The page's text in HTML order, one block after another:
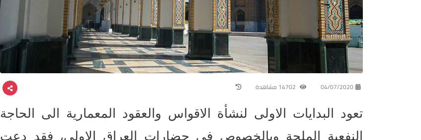
04/07/2020
تعود البدايات الاولى لنشأة الاقواس والعقود المعمارية الى الحاجة
النفعية الملحة وبالخصوص في حضارات العراق الاولى، فقد دعت